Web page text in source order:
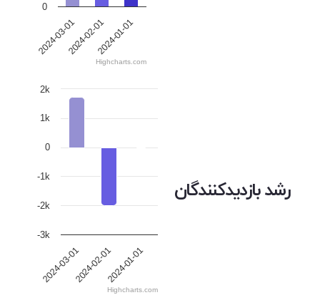
2024-03-012024-02-012024-01-01
0
Highcharts.com
رشد بازدیدکنندگان
2024-03-012024-02-012024-01-01
-3k
-2k
-1k
0
1k
2k
Highcharts.com